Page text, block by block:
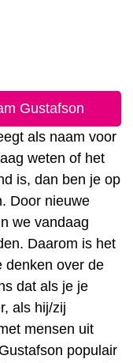
Gustafson
als naam voor
weten of het
is, dan ben je op
Door nieuwe
we vandaag
Daarom is het
denken over de
dat als je je
als hij/zij
mensen uit
populair